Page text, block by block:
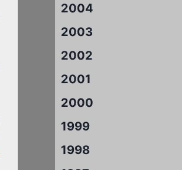
2004
2003
2002
2001
2000
1999
1998